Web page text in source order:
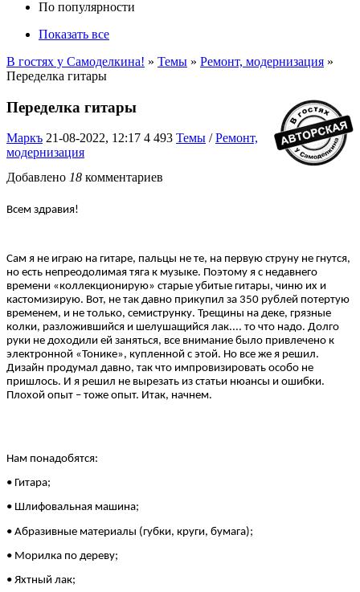
По популярности
Показать все
В гостях у Самоделкина! » Темы » Ремонт, модернизация »
Переделка гитары
Переделка гитары
Маркъ 21-08-2022, 12:17 4 493 Темы /Ремонт,
модернизация
Добавлено 18 комментариев
Всем здравия!
Сам я не играю на гитаре, пальцы не те, на первую струну не гнутся,
но есть непреодолимая тяга к музыке. Поэтому я с недавнего
времени «коллекционирую» старые убитые гитары, чиню их и
кастомизирую. Вот, не так давно прикупил за 350 рублей потертую
временем, и не только, семиструнку. Трещины на деке, грязные
колки, разложившийся и шелушащийся лак.... то что надо. Долго
руки не доходили ей заняться, все внимание было привлечено к
электронной «Тонике», купленной с этой. Но все же я решил.
Дизайн продумал давно, так что импровизировать особо не
пришлось. И я решил не вырезать из статьи нюансы и ошибки.
Плохой опыт – тоже опыт. Итак, начнем.
Нам понадобятся:
• Гитара;
• Шлифовальная машина;
• Абразивные материалы (губки, круги, бумага);
• Морилка по дереву;
• Яхтный лак;